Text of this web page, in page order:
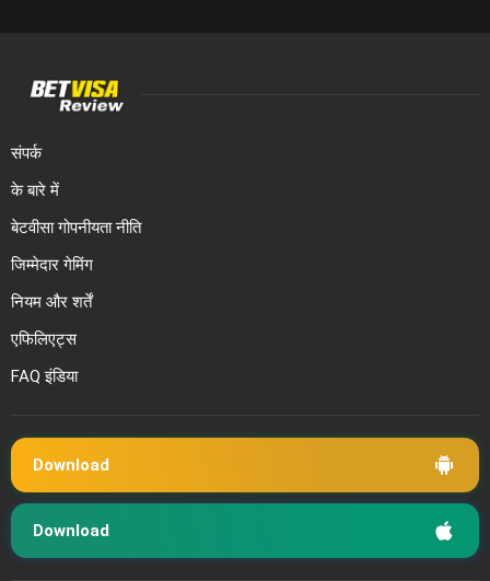
संपर्क
के बारे में
बेटवीसा गोपनीयता नीति
जिम्मेदार गेमिंग
नियम और शर्तें
एफिलिएट्स
FAQ इंडिया
Download
Download